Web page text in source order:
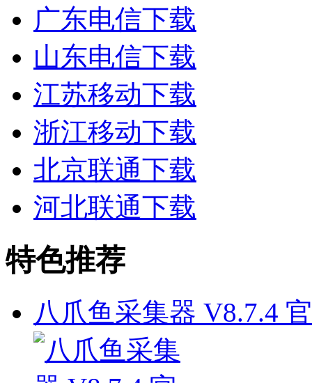
广东电信下载
山东电信下载
江苏移动下载
浙江移动下载
北京联通下载
河北联通下载
特色推荐
八爪鱼采集器 V8.7.4